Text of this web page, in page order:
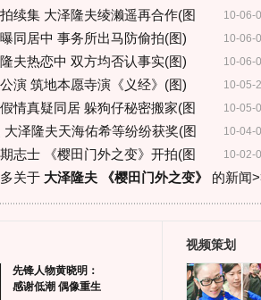
10-06-
续集 大泽隆夫绫濑遥再合作(图
10-06-
同居中 事务所出马防偷拍(图)
10-06-
夫热恋中 双方均否认事实(图)
10-05-
演 筑地本愿寺演《义经》(图)
10-05-
情真疑同居 躲狗仔秘密搬家(图
10-04-
泽隆夫天海佑希等纷纷获奖(图
10-02-
志士 《樱田门外之变》开拍(图
关于 大泽隆夫 《樱田门外之变》 的新闻
先锋人物黄晓明：
感谢低潮 偶像重生
视频策划